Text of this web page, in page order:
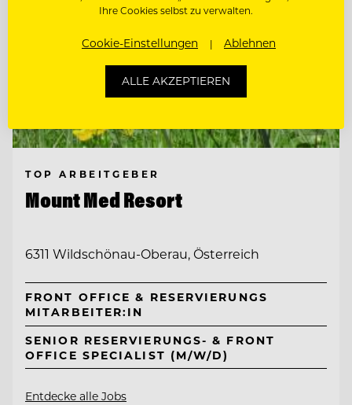
TOP ARBEITGEBER
Mount Med Resort
6311 Wildschönau-Oberau, Österreich
FRONT OFFICE & RESERVIERUNGS
MITARBEITER:IN
SENIOR RESERVIERUNGS- & FRONT
OFFICE SPECIALIST (M/W/D)
Entdecke alle Jobs
Ihre Cookies selbst zu verwalten.
Cookie-Einstellungen Ablehnen
ALLE AKZEPTIEREN